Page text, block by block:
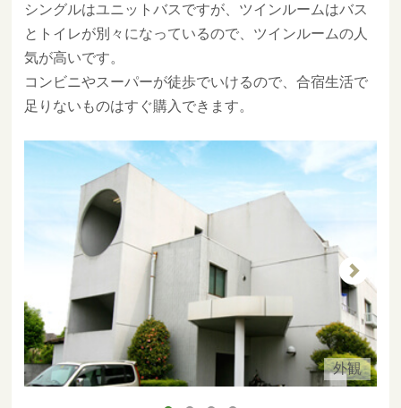
シングルはユニットバスですが、ツインルームはバス
とトイレが別々になっているので、ツインルームの人
気が高いです。
コンビニやスーパーが徒歩でいけるので、合宿生活で
足りないものはすぐ購入できます。
外観